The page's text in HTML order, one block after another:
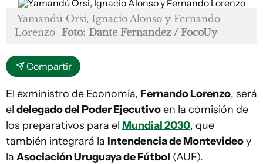
Yamandú Orsi, Ignacio Alonso y Fernando
Lorenzo Foto: Dante Fernandez / FocoUy
Compartir
El exministro de Economía, Fernando Lorenzo, será
el delegado del Poder Ejecutivoen la comisión de
los preparativos para el Mundial 2030, que
también integrará la Intendencia de Montevideoy
la Asociación Uruguaya de Fútbol (AUF).